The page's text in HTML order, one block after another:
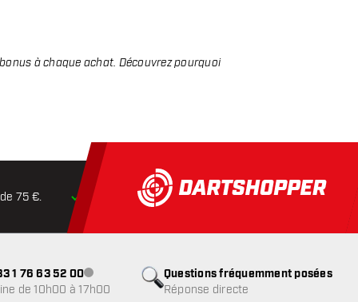
à chaque achat. Découvrez pourquoi
75 €. Expédition dans les24 heures Retours
Questions fréquemment posées
Réponse directe
1 76 63 52 00Service client indisponible
de 10h00 à 17h00